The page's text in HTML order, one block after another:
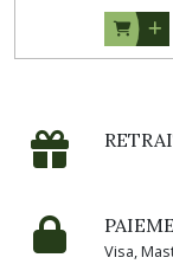
Visa,